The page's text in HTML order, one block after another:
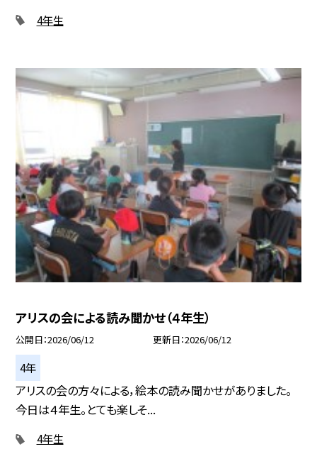
4年生
アリスの会による読み聞かせ（４年生）
公開日 2026/06/12 更新日 2026/06/12
4年
アリスの会の方々による，絵本の読み聞かせがありました。
今日は４年生。とても楽しそ...
4年生